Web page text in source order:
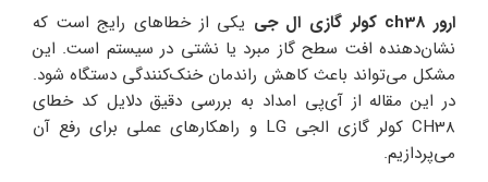
ارور ch38 کولر گازی ال جی
یکی از خطاهای رایج است که
نشان‌دهنده افت سطح گاز مبرد یا نشتی در سیستم است. این
مشکل می‌تواند باعث کاهش راندمان خنک‌کنندگی دستگاه شود.
در این مقاله از آی‌پی امداد به بررسی دقیق دلایل کد خطای
CH38 کولر گازی الجی LG و راهکارهای عملی برای رفع آن
می‌پردازیم.